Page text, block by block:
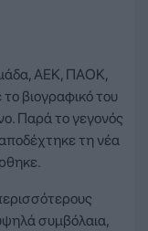
ΑΕΚ, ΠΑΟΚ,
βιογραφικό του
Παρά το γεγονός
τη νέα
συμβόλαια,